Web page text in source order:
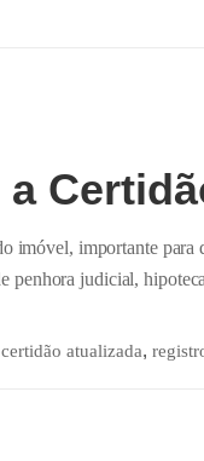
imóvel, importante
penhora judicial,
certidão atualizada,